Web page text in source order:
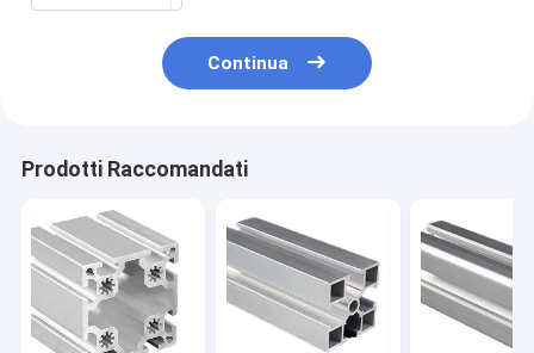
Continua
Prodotti Raccomandati